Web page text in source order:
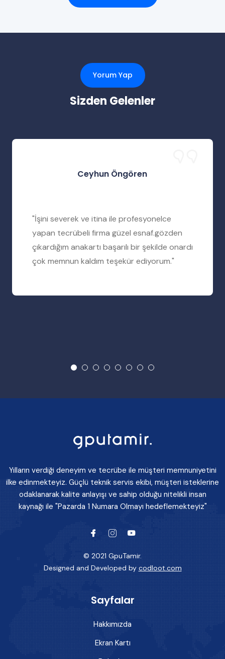
Yorum Yap
Sizden Gelenler
Ceyhun Öngören
"İşini severek ve itina ile profesyonelce
yapan tecrübeli firma güzel esnaf.gözden
çıkardığım anakartı başarılı bir şekilde onardı
çok memnun kaldım teşekür ediyorum."
Yılların verdiği deneyim ve tecrübe ile müşteri memnuniyetini
ilke edinmekteyiz. Güçlü teknik servis ekibi, müşteri isteklerine
odaklanarak kalite anlayışı ve sahip olduğu nitelikli insan
kaynağı ile "Pazarda 1 Numara Olmayı hedeflemekteyiz"
© 2021 GpuTamir.
Designed and Developed by codloot.com
Sayfalar
Hakkımızda
Ekran Kartı